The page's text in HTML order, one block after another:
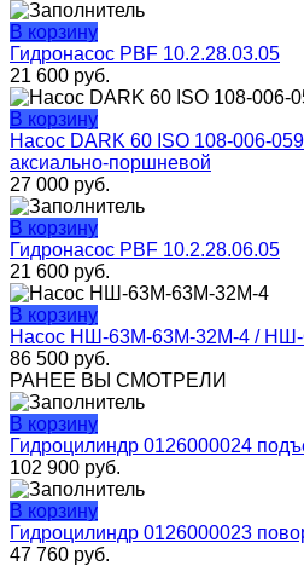
В корзину
Гидронасос PBF 10.2.28.03.05
21 600 руб.
В корзину
Насос DARK 60 ISO 108-006-
аксиально-поршневой
27 000 руб.
В корзину
Гидронасос PBF 10.2.28.06.05
21 600 руб.
В корзину
Насос НШ-63М-63М-32М-4 /
86 500 руб.
РАНЕЕ ВЫ СМОТРЕЛИ
В корзину
Гидроцилиндр 0126000024
102 900 руб.
В корзину
Гидроцилиндр 0126000023
47 760 руб.